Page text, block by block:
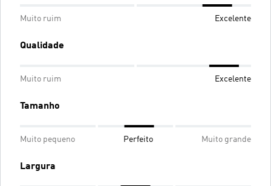
Muito ruim Excelente
Qualidade
Muito ruim Excelente
Tamanho
Muito pequeno Perfeito Muito grande
Largura